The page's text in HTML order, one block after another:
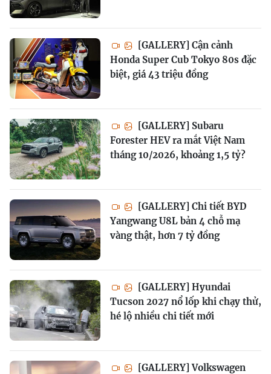
[GALLERY] Cận cảnh
Honda Super Cub Tokyo 80s đặc
biệt, giá 43 triệu đồng
[GALLERY] Subaru
Forester HEV ra mắt Việt Nam
tháng 10/2026, khoảng 1,5 tỷ?
[GALLERY] Chi tiết BYD
Yangwang U8L bản 4 chỗ mạ
vàng thật, hơn 7 tỷ đồng
[GALLERY] Hyundai
Tucson 2027 nổ lốp khi chạy thử,
hé lộ nhiều chi tiết mới
[GALLERY] Volkswagen